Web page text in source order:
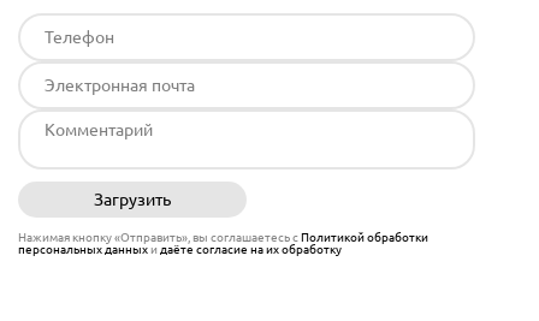
Загрузить
Нажимая кнопку «Отправить», вы соглашаетесь сПолитикой обработки
персональных данныхи даёте согласие на их обработку